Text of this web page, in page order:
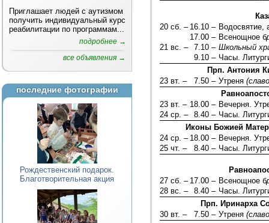
Приглашает людей с аутизмом
получить индивидуальный курс
реабилитации по программам...
подробнее →
все объявления →
последние фотографии
Рождественский подарок.
Благотворительная акция
20 сб. – 16.10 – Водосвятие,
17.00 – Всенощное
21 вс. –
7.10 – Школьный
9.10 – Часы.
Прп. Антония
23 вт. –
7.50 – Утреня
23 вт. – 18.00 – Вечерня.
24 ср. –
8.40 – Часы.
Иконы Божией
24 ср. – 18.00 – Вечерня.
25 чт. –
8.40 – Часы.
27 сб. – 17.00 – Всенощное
28 вс. –
8.40 – Часы.
Прп. Иринарха
30 вт. –
7.50 – Утреня